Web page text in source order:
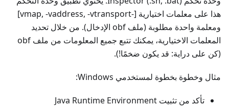
هذا على معلمات اختيارية [-vmap, -vaddress, -vtransport]
ومعلمة واحدة مطلوبة (ملف obf الإدخال). من خلال تحديد
المعلمات الاختيارية، يمكنك تتبع جميع المعلومات من ملف obf
(كن على دراية: قد يكون ضخمًا!).
مثال وخطوة بخطوة لمستخدمي Windows:
تأكد من تثبيت Java Runtime Environment